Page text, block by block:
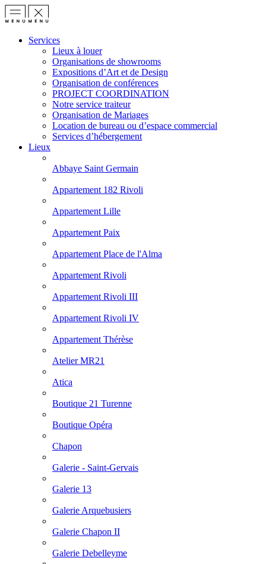
Services
Lieux à louer
Organisations de showrooms
Expositions d’Art et de Design
Organisation de conférences
PROJECT COORDINATION
Notre service traiteur
Organisation de Mariages
Location de bureau ou d’espace commercial
Services d’hébergement
Lieux
Abbaye Saint Germain
Appartement 182 Rivoli
Appartement Lille
Appartement Paix
Appartement Place de l'Alma
Appartement Rivoli
Appartement Rivoli III
Appartement Rivoli IV
Appartement Thérèse
Atelier MR21
Atica
Boutique 21 Turenne
Boutique Opéra
Chapon
Galerie - Saint-Gervais
Galerie 13
Galerie Arquebusiers
Galerie Chapon II
Galerie Debelleyme